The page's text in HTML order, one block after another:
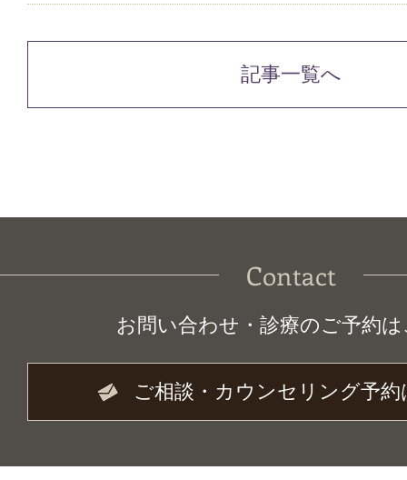
記事一覧へ
Contact
お問い合わせ・診療のご予約
ご相談・カウンセリング予